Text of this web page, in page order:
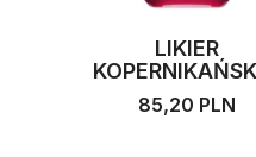
LIKIER
85,20 PLN